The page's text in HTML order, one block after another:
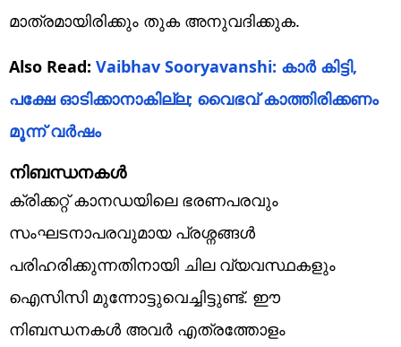
മാത്രമായിരിക്കും തുക അനുവദിക്കുക.
Also Read: Vaibhav Sooryavanshi: കാര്‍ കിട്ടി,
പക്ഷേ ഓടിക്കാനാകില്ല; വൈഭവ് കാത്തിരിക്കണം
മൂന്ന് വര്‍ഷം
നിബന്ധനകൾ
ക്രിക്കറ്റ് കാനഡയിലെ ഭരണപരവും
സംഘടനാപരവുമായ പ്രശ്നങ്ങൾ
പരിഹരിക്കുന്നതിനായി ചില വ്യവസ്ഥകളും
ഐസിസി മുന്നോട്ടുവെച്ചിട്ടുണ്ട്. ഈ
നിബന്ധനകൾ അവർ എത്രത്തോളം